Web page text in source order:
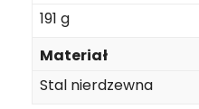
191 g
Materiał
Stal nierdzewna